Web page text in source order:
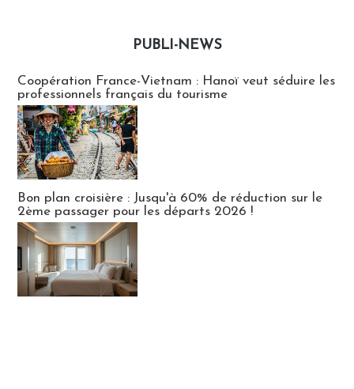
PUBLI-NEWS
Coopération France-Vietnam : Hanoï veut séduire les
professionnels français du tourisme
Bon plan croisière : Jusqu'à 60% de réduction sur le
2ème passager pour les départs 2026 !